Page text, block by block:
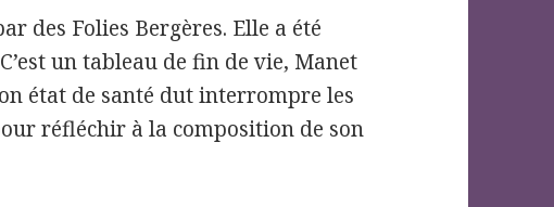
des Folies Bergères. Elle a été
un tableau de fin de vie, Manet
état de santé dut interrompre les
réfléchir à la composition de son